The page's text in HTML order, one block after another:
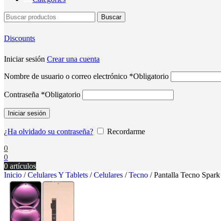
Buscar
Discounts
Iniciar sesión Crear una cuenta
Nombre de usuario o correo electrónico *Obligatorio
Contraseña *Obligatorio
Iniciar sesión
¿Ha olvidado su contraseña?
Recordarme
0
0
0 artículos
Inicio / Celulares Y Tablets / Celulares / Tecno / Pantalla Tecno